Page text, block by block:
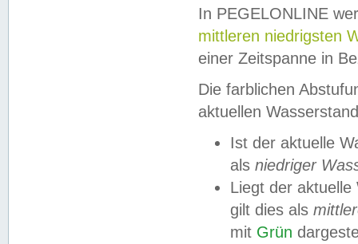
In PEGELONLINE
mittleren niedrigsten
einer Zeitspanne in
Die farblichen
aktuellen
Ist der aktuelle
als niedriger
Liegt der
gilt dies als
mit Grün